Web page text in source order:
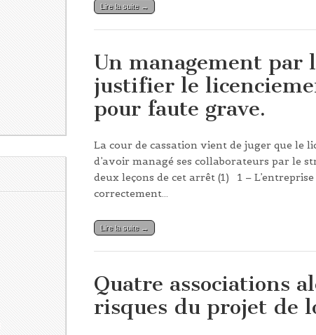
Lire la suite →
Un management par
justifier le
pour faute grave.
La cour de cassation vient de juger que le
d’avoir managé ses collaborateurs par le
deux leçons de cet arrêt (1) 1 –
correctement…
Lire la suite →
Quatre associations
risques du projet de